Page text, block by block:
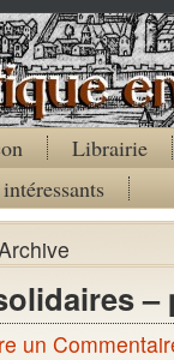
Librairie
–
un